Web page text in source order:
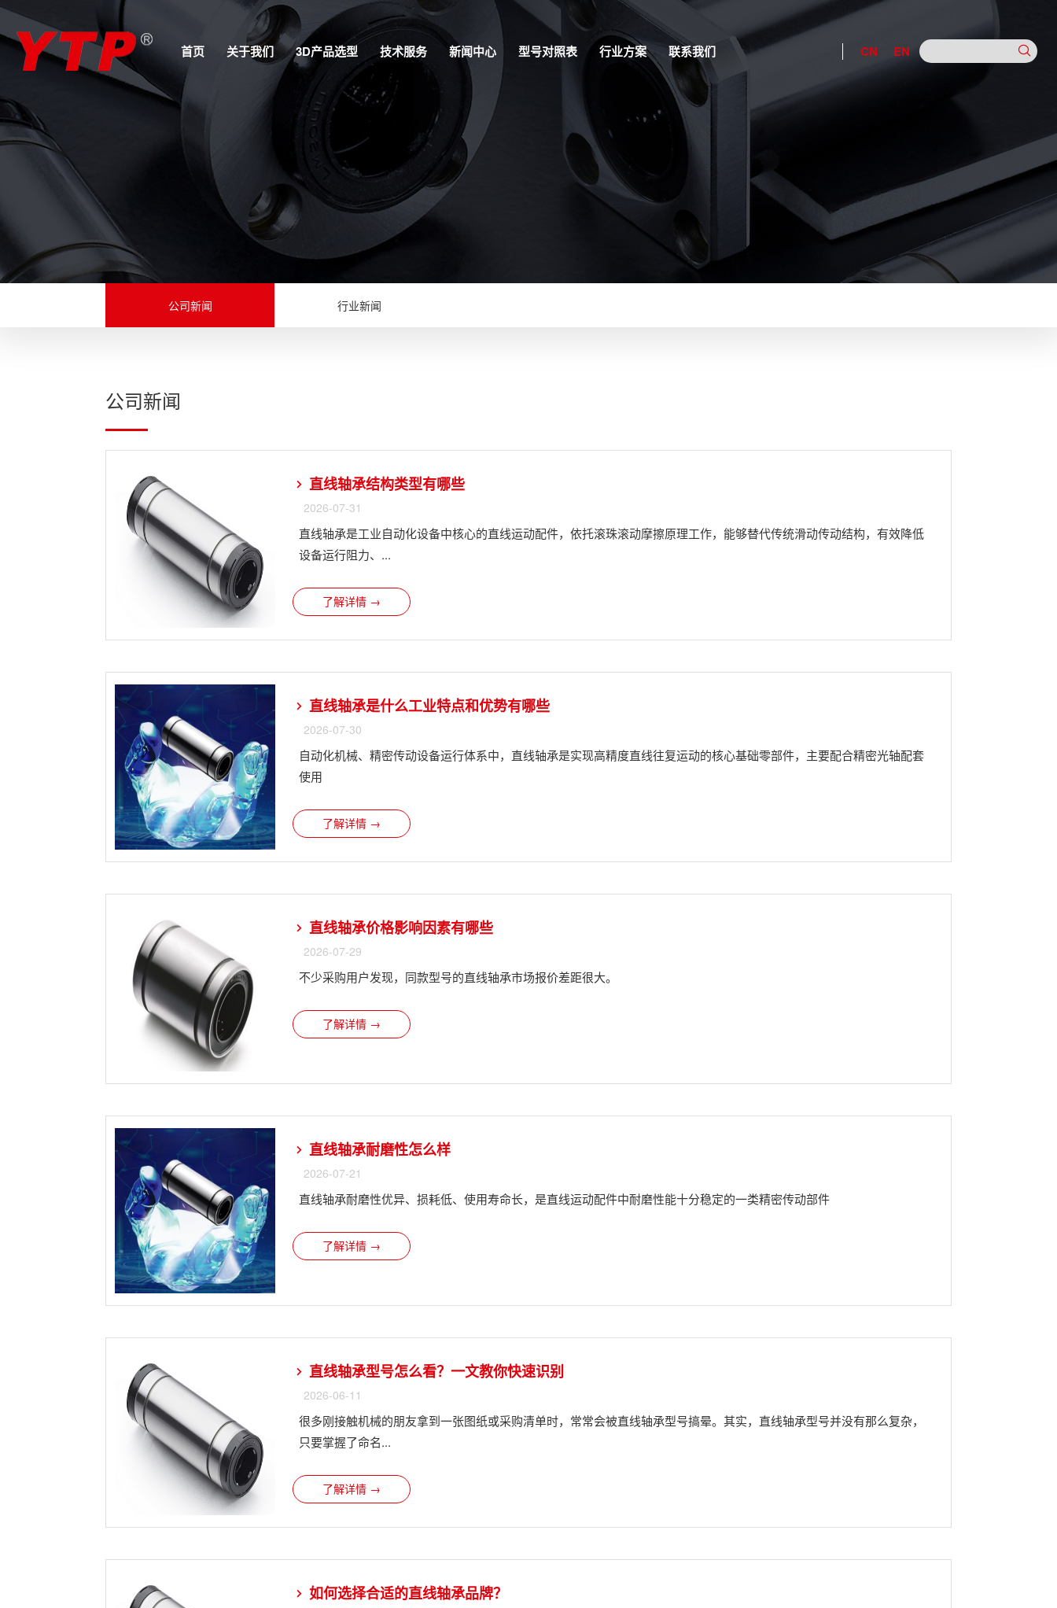
首页 关于我们 3D产品选型 技术服务 新闻中心 型号对照表 行业方案 联系我们 CN EN
公司新闻 行业新闻
公司新闻
直线轴承结构类型有哪些
2026-07-31
直线轴承是工业自动化设备中核心的直线运动配件，依托滚珠滚动摩擦原理工作，能够替代传统滑动传动结构，有效降低
设备运行阻力、...
了解详情 →
直线轴承是什么工业特点和优势有哪些
2026-07-30
自动化机械、精密传动设备运行体系中，直线轴承是实现高精度直线往复运动的核心基础零部件，主要配合精密光轴配套
使用
了解详情 →
直线轴承价格影响因素有哪些
2026-07-29
不少采购用户发现，同款型号的直线轴承市场报价差距很大。
了解详情 →
直线轴承​耐磨性怎么样
2026-07-21
直线轴承耐磨性优异、损耗低、使用寿命长，是直线运动配件中耐磨性能十分稳定的一类精密传动部件
了解详情 →
直线轴承型号怎么看？一文教你快速识别
2026-06-11
很多刚接触机械的朋友拿到一张图纸或采购清单时，常常会被直线轴承型号搞晕。其实，直线轴承型号并没有那么复杂，
只要掌握了命名...
了解详情 →
如何选择合适的直线轴承品牌？